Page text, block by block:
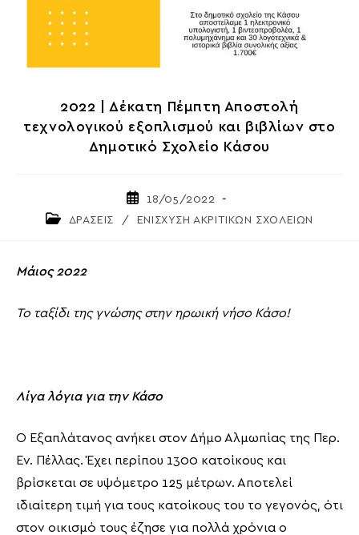
2022 | Δέκατη Πέμπτη Αποστολή
τεχνολογικού εξοπλισμού και βιβλίων στο
Δημοτικό Σχολείο Κάσου
Post
published:
18/05/2022
PostΔΡΑΣΕΙΣ / ΕΝΙΣΧΥΣΗ ΑΚΡΙΤΙΚΩΝ ΣΧΟΛΕΙΩΝ
Μάιος 2022
Το ταξίδι της γνώσης στην ηρωική νήσο Κάσο!
Λίγα λόγια για την Κάσο
Ο Εξαπλάτανος ανήκει στον Δήμο Αλμωπίας της Περ.
Εν. Πέλλας. Έχει περίπου 1300 κατοίκους και
βρίσκεται σε υψόμετρο 125 μέτρων. Αποτελεί
ιδιαίτερη τιμή για τους κατοίκους του το γεγονός, ότι
στον οικισμό τους έζησε για πολλά χρόνια ο